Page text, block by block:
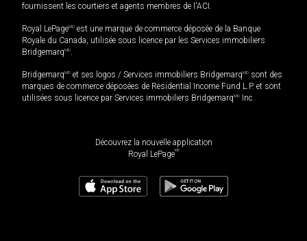
fournissent les courtiers et agents membres de l'ACI.
Royal LePageMD est une marque de commerce déposée de la Banque
Royale du Canada, utilisée sous licence par les Services immobiliers
BridgemarqMD.
BridgemarqMD et ses logos / Services immobiliers BridgemarqMD sont des
marques de commerce déposées de Residential Income Fund L.P. et sont
utilisées sous licence par Services immobiliers BridgemarqMD Inc.
Découvrez la nouvelle application
Royal LePageMD